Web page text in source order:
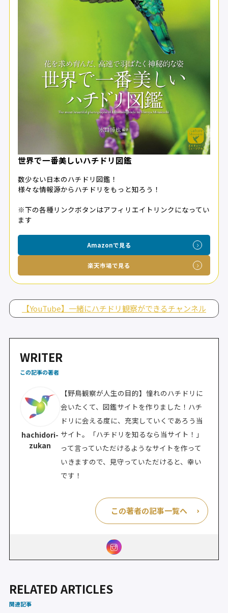
世界で一番美しいハチドリ図鑑
数少ない日本のハチドリ図鑑！
様々な情報源からハチドリをもっと知ろう！
※下の各種リンクボタンはアフィリエイトリンクになってい
ます
Amazonで見る
楽天市場で見る
【YouTube】一緒にハチドリ観察ができるチャンネル
WRITER
この記事の著者
hachidori-
zukan
【野鳥観察が人生の目的】憧れのハチドリに
会いたくて、図鑑サイトを作りました！ハチ
ドリに会える度に、充実していくであろう当
サイト。「ハチドリを知るなら当サイト！」
って言っていただけるようなサイトを作って
いきますので、見守っていただけると、幸い
です！
この著者の記事一覧へ
RELATED ARTICLES
関連記事